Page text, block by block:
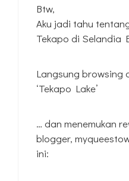
Btw,
Aku jadi tahu
Tekapo di Selandia
Langsung browsing
‘Tekapo Lake’
… dan menemukan
blogger,
ini: